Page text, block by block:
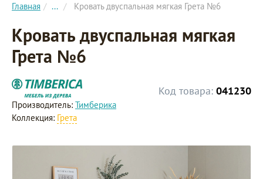
Главная ... Кровать двуспальная мягкая Грета №6
Кровать двуспальная мягкая
Грета №6
Код товара: 041230
Производитель: Тимберика
Коллекция: Грета